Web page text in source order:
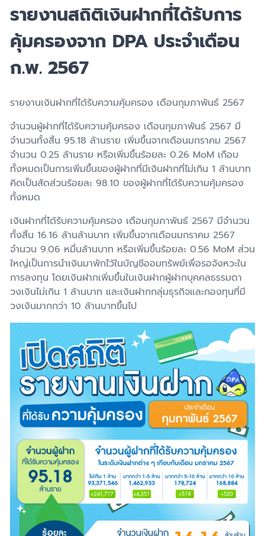
รายงานสถิติเงินฝากที่ได้รับการ
คุ้มครองจาก DPA ประจำเดือน
ก.พ. 2567
รายงานเงินฝากที่ได้รับความคุ้มครอง เดือนกุมภาพันธ์ 2567
จำนวนผู้ฝากที่ได้รับความคุ้มครอง เดือนกุมภาพันธ์ 2567 มี
จำนวนทั้งสิ้น 95.18 ล้านราย เพิ่มขึ้นจากเดือนมกราคม 2567
จำนวน 0.25 ล้านราย หรือเพิ่มขึ้นร้อยละ 0.26 MoM เกือบ
ทั้งหมดเป็นการเพิ่มขึ้นของผู้ฝากที่มีเงินฝากที่ไม่เกิน 1 ล้านบาท
คิดเป็นสัดส่วนร้อยละ 98.10 ของผู้ฝากที่ได้รับความคุ้มครอง
ทั้งหมด
เงินฝากที่ได้รับความคุ้มครอง เดือนกุมภาพันธ์ 2567 มีจำนวน
ทั้งสิ้น 16.16 ล้านล้านบาท เพิ่มขึ้นจากเดือนมกราคม 2567
จำนวน 9.06 หมื่นล้านบาท หรือเพิ่มขึ้นร้อยละ 0.56 MoM ส่วน
ใหญ่เป็นการนำเงินมาพักไว้ในบัญชีออมทรัพย์เพื่อรอจังหวะใน
การลงทุน โดยเงินฝากเพิ่มขึ้นในเงินฝากผู้ฝากบุคคลธรรมดา
วงเงินไม่เกิน 1 ล้านบาท และเงินฝากกลุ่มธุรกิจและกองทุนที่มี
วงเงินมากกว่า 10 ล้านบาทขึ้นไป